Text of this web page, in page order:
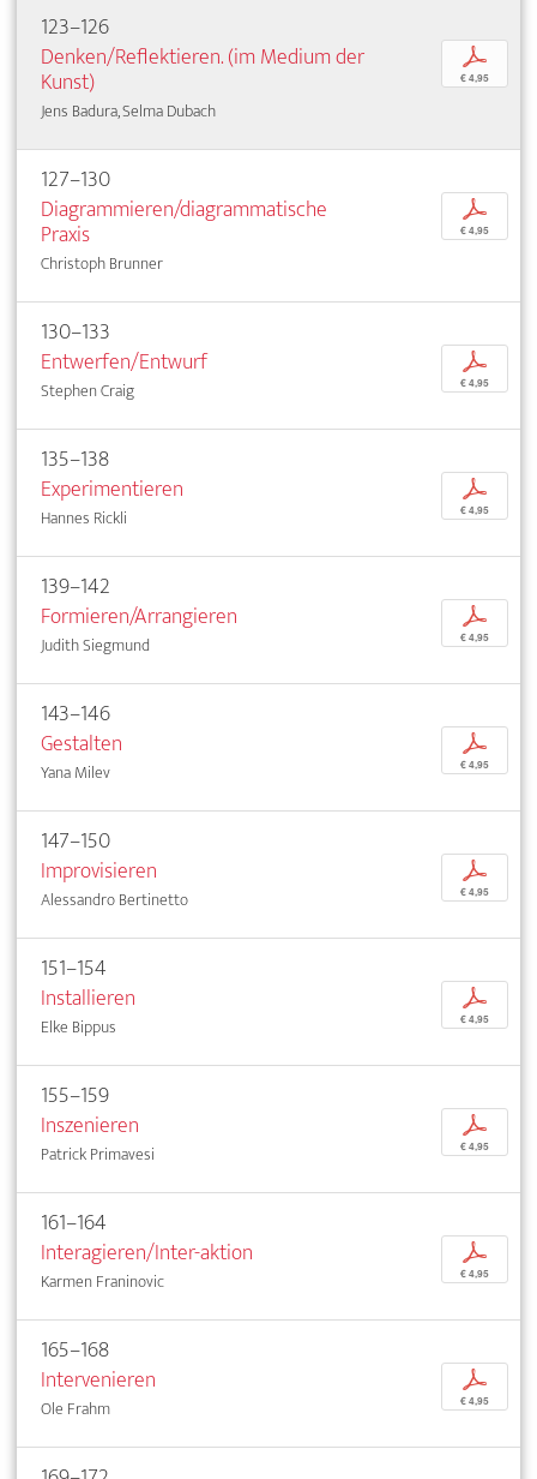
123–126
Denken/Reflektieren. (im Medium der
Kunst)
Jens Badura, Selma Dubach
p
€ 4,95
127–130
Diagrammieren/diagrammatische
Praxis
Christoph Brunner
p
€ 4,95
130–133
Entwerfen/Entwurf
Stephen Craig
p
€ 4,95
135–138
Experimentieren
Hannes Rickli
p
€ 4,95
139–142
Formieren/Arrangieren
Judith Siegmund
p
€ 4,95
143–146
Gestalten
Yana Milev
p
€ 4,95
147–150
Improvisieren
Alessandro Bertinetto
p
€ 4,95
151–154
Installieren
Elke Bippus
p
€ 4,95
155–159
Inszenieren
Patrick Primavesi
p
€ 4,95
161–164
Interagieren/Inter-aktion
Karmen Franinovic
p
€ 4,95
165–168
Intervenieren
Ole Frahm
p
€ 4,95